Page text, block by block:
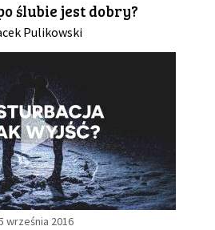
ślubie jest dobry?
Pulikowski
września 2016